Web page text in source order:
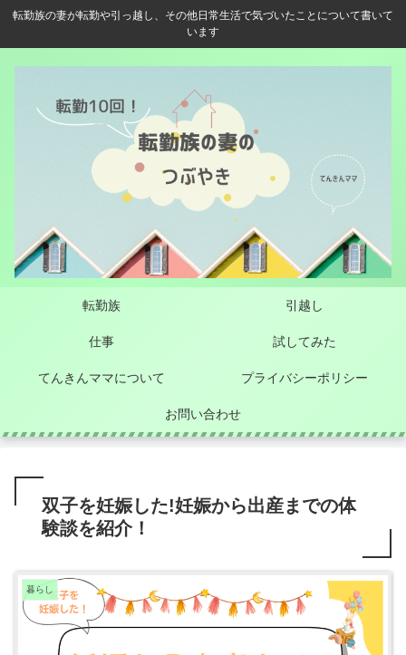
転勤族の妻が転勤や引っ越し、その他日常生活で気づいたことについて書いて
います
転勤族 引越し
仕事 試してみた
てんきんママについて プライバシーポリシー
お問い合わせ
双子を妊娠した!妊娠から出産までの体
験談を紹介！
暮らし